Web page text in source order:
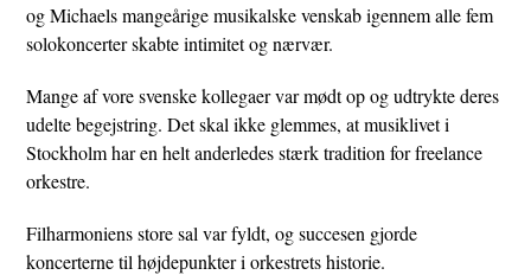
og Michaels mangeårige musikalske venskab igennem alle fem
solokoncerter skabte intimitet og nærvær.
Mange af vore svenske kollegaer var mødt op og udtrykte deres
udelte begejstring. Det skal ikke glemmes, at musiklivet i
Stockholm har en helt anderledes stærk tradition for freelance
orkestre.
Filharmoniens store sal var fyldt, og succesen gjorde
koncerterne til højdepunkter i orkestrets historie.